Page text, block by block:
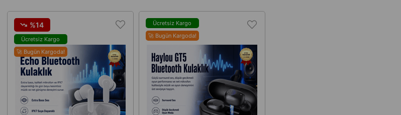
%14
Ücretsiz Kargo
🚀 Bugün Kargoda!
Ücretsiz Kargo
🚀 Bugün Kargoda!